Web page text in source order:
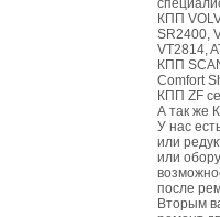
КПП
SR2400,
VT2814,
КПП
Comfort
КПП ZF
А так же
У нас
или
или
после
Вторым